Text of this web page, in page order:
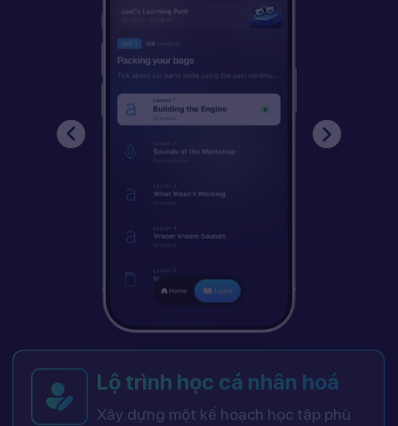
Lộ trình học cá nhân hoá
Xây dựng một kế hoạch học tập phù